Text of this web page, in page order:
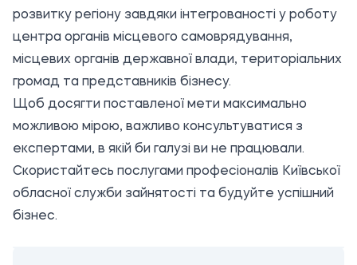
розвитку регіону завдяки інтегрованості у роботу
центра органів місцевого самоврядування,
місцевих органів державної влади, територіальних
громад та представників бізнесу.
Щоб досягти поставленої мети максимально
можливою мірою, важливо консультуватися з
експертами, в якій би галузі ви не працювали.
Скористайтесь послугами професіоналів Київської
обласної служби зайнятості та будуйте успішний
бізнес.